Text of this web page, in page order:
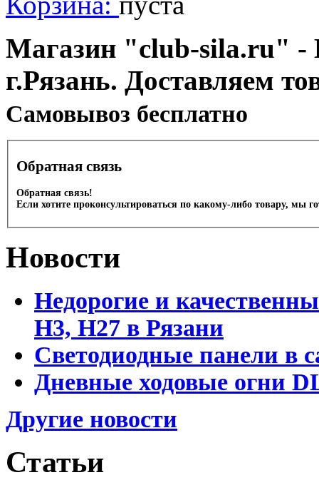
Магазин "club-sila.ru" -
г.Рязань. Доставляем
Cамовывоз бесплатно
Обратная связь
Обратная связь!
Если хотите проконсультироваться по какому-либо товару, мы
Новости
Недорогие и
Н3, Н27 в Рязани
Светодиодные панели в
Дневные ходовые огни
Другие новости
Статьи